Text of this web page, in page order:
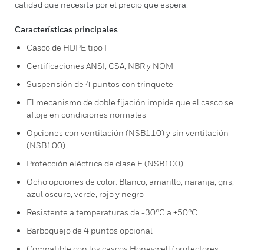
calidad que necesita por el precio que espera.
Características principales
Casco de HDPE tipo I
Certificaciones ANSI, CSA, NBR y NOM
Suspensión de 4 puntos con trinquete
El mecanismo de doble fijación impide que el casco se
afloje en condiciones normales
Opciones con ventilación (NSB110) y sin ventilación
(NSB100)
Protección eléctrica de clase E (NSB100)
Ocho opciones de color: Blanco, amarillo, naranja, gris,
azul oscuro, verde, rojo y negro
Resistente a temperaturas de -30°C a +50°C
Barboquejo de 4 puntos opcional